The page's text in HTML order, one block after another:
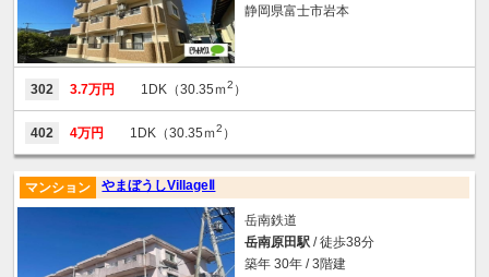
静岡県富士市岩本
302 3.7万円 1DK（30.35ｍ2 ）
402 4万円 1DK（30.35ｍ2 ）
やまぼうしVillageⅡ
マンション
岳南鉄道
岳南原田駅 / 徒歩38分
築年 30年 / 3階建